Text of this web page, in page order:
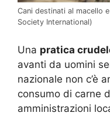
Cani destinati al macello
Society International)
Una pratica
avanti da uomini
nazionale non c’è
consumo di carne
amministrazioni